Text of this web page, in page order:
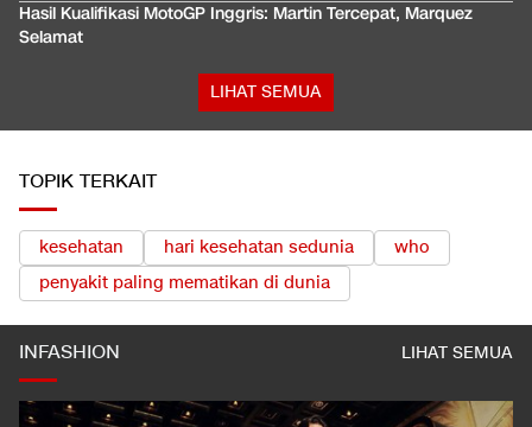
Hasil Kualifikasi MotoGP Inggris: Martin Tercepat, Marquez
Selamat
LIHAT SEMUA
TOPIK TERKAIT
kesehatan hari kesehatan sedunia
who
penyakit paling mematikan di dunia
INFASHION LIHAT SEMUA